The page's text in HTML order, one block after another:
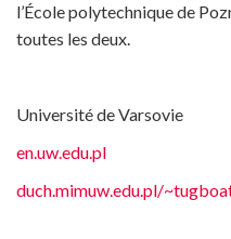
l’École polytechnique de
toutes les deux.
Université de Varsovie
en.uw.edu.pl
duch.mimuw.edu.pl/